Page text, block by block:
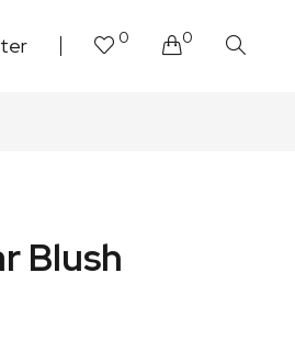
0 0
Blush